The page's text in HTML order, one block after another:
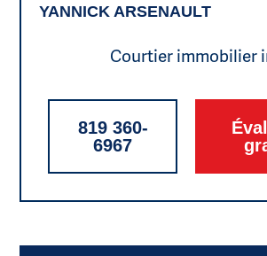
YANNICK ARSENAULT
Courtier immobilier
819 360-
6967